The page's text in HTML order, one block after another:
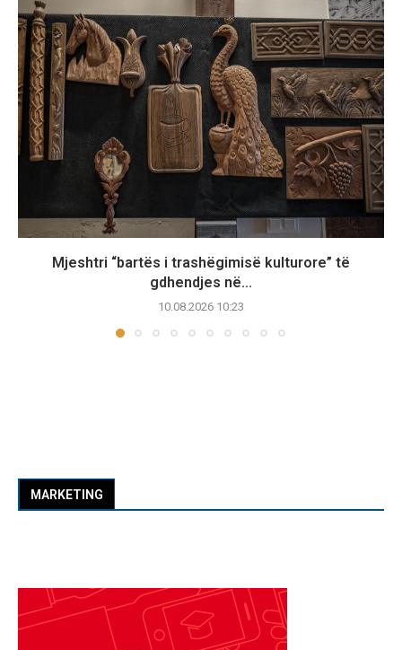
Mjeshtri “bartës i trashëgimisë kulturore” të
gdhendjes në...
10.08.2026 10:23
MARKETING